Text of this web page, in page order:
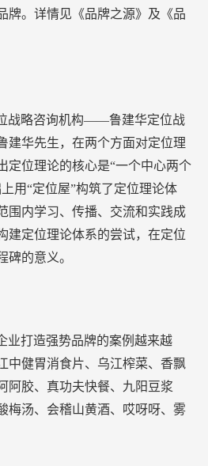
牌。详情见《品牌之源》及《品
战略咨询机构——鲁建华定位战
建华先生，在两个方面对定位理
定位理论的核心是“一个中心两个
用“定位屋”构筑了定位理论体
围内学习、传播、交流和实践成
建定位理论体系的尝试，在定位
碑的意义。
业打造强势品牌的案例越来越
中健胃消食片、乌江榨菜、香飘
阿胶、真功夫快餐、九阳豆浆
梅汤、会稽山黄酒、哎呀呀、雾